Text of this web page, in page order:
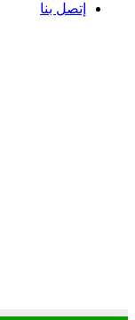
إتصل بنا